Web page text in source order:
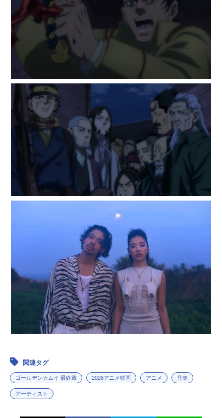
関連タグ
ゴールデンカムイ 最終章 2026アニメ映画 アニメ 音楽
アーティスト